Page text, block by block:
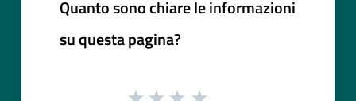
Quanto sono chiare le informazioni
su questa pagina?